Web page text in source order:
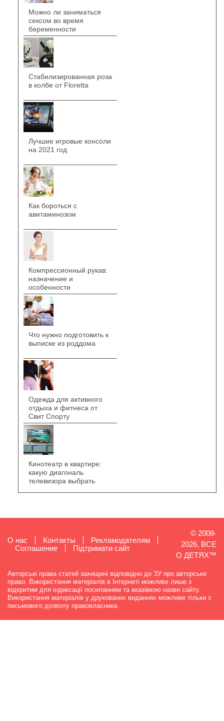
Можно ли заниматься
сексом во время
беременности
Стабилизированная роза
в колбе от Floretta
Лучшие игровые консоли
на 2021 год
Как бороться с
авитаминозом
Компрессионный рукав:
назначение и
особенности
Что нужно подготовить к
выписке из роддома
Одежда для активного
отдыха и фитнеса от
Свит Спорту
Кинотеатр в квартире:
какую диагональ
телевизора выбрать
О нас Контакты
Рекламодателям
Cоглашение
Підтримати сайт
© 2008-
2026, ВСЕ
О ДЕТЯХ™
Авторські права статей захищені відповідно до ЗУ про авторське
право. Використання матеріалів в Інтернеті можливе лише з
відкритим для індексації посиланням та вказівкою назви сайту.
Використання матеріалів у друкованих виданнях можливе тільки з
письмового дозволу правовласника.